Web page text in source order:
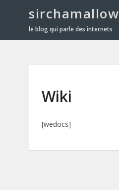
sirchamallow
le blog qui parle des internets
Wiki
[wedocs]